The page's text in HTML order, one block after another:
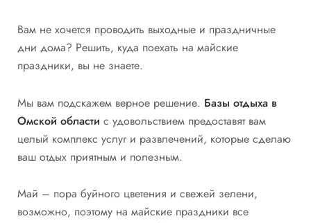
Вам не хочется проводить выходные и праздничные
дни дома? Решить, куда поехать на майские
праздники, вы не знаете.
Мы вам подскажем верное решение. Базы отдыха в
Омской области с удовольствием предоставят вам
целый комплекс услуг и развлечений, которые сделаю
ваш отдых приятным и полезным.
Май – пора буйного цветения и свежей зелени,
возможно, поэтому на майские праздники все